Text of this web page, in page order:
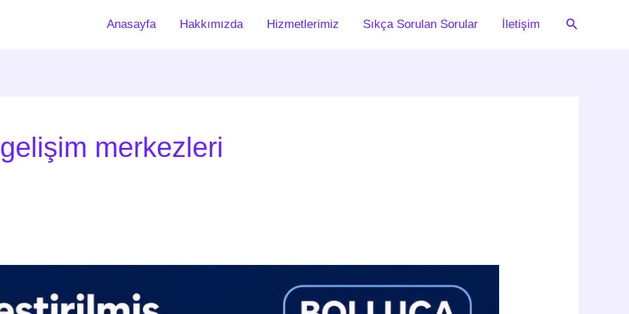
Anasayfa Hakkımızda Hizmetlerimiz Sıkça Sorulan Sorular İletişim Arama
merkezleri